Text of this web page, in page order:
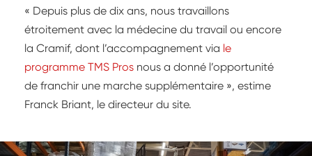
« Depuis plus de dix ans, nous travaillons
étroitement avec la médecine du travail ou encore
la Cramif, dont l’accompagnement via le
programme TMS Pros nous a donné l’opportunité
de franchir une marche supplémentaire », estime
Franck Briant, le directeur du site.